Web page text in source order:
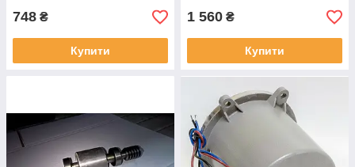
748 ₴
Купити
1 560 ₴
Купити